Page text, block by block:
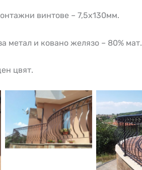
винтове – 7,5х130мм.
метал и ковано желязо – 80% мат.
цвят.